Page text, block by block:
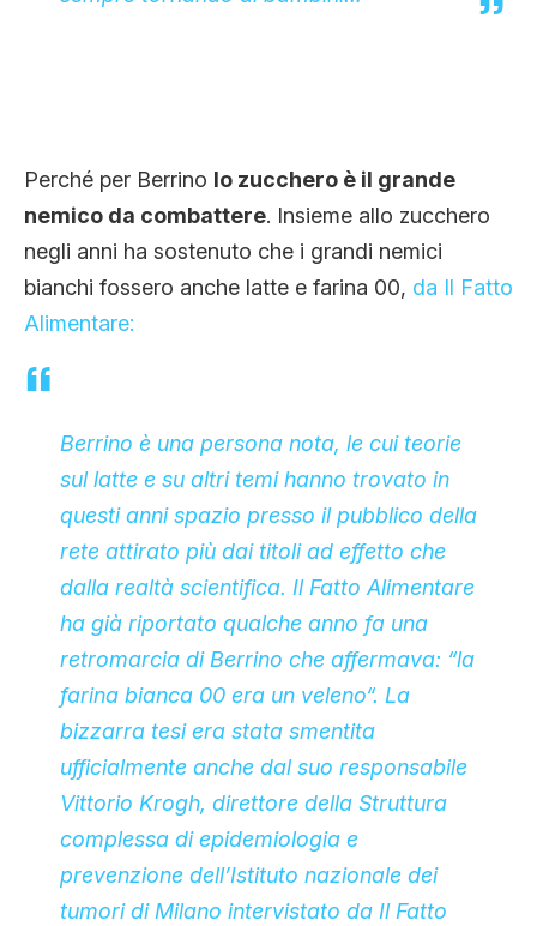
Perché per Berrino lo zucchero è il grande
nemico da combattere. Insieme allo zucchero
negli anni ha sostenuto che i grandi nemici
bianchi fossero anche latte e farina 00, da Il Fatto
Alimentare:
Berrino è una persona nota, le cui teorie
sul latte e su altri temi hanno trovato in
questi anni spazio presso il pubblico della
rete attirato più dai titoli ad effetto che
dalla realtà scientifica. Il Fatto Alimentare
ha già riportato qualche anno fa una
retromarcia di Berrino che affermava: “la
farina bianca 00 era un veleno“. La
bizzarra tesi era stata smentita
ufficialmente anche dal suo responsabile
Vittorio Krogh, direttore della Struttura
complessa di epidemiologia e
prevenzione dell’Istituto nazionale dei
tumori di Milano intervistato da Il Fatto